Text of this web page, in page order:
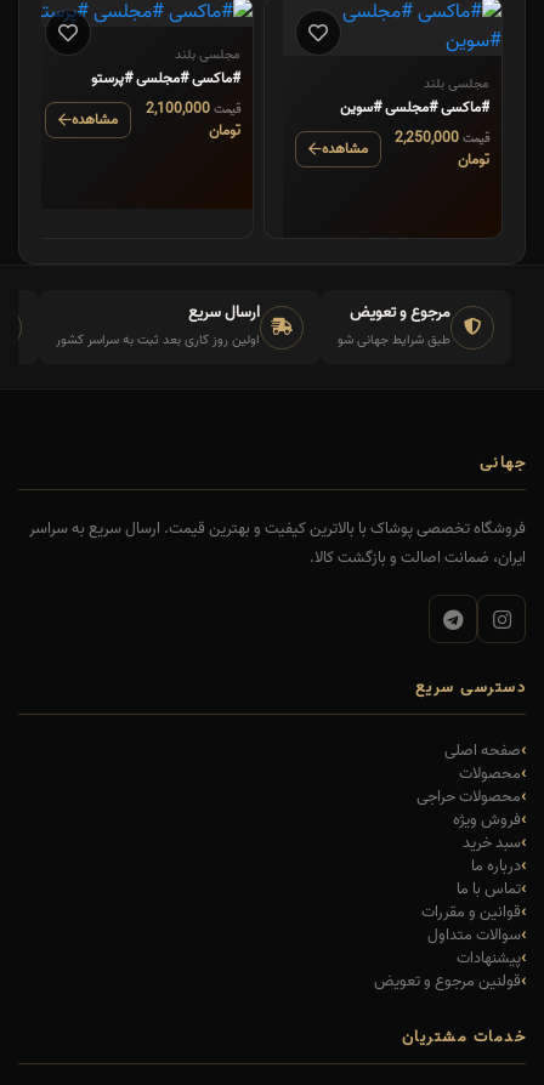
مجلسی بلند
#ماکسی #مجلسی #سوین
قیمت2,250,000
تومان
مشاهده
مجلسی بلند
#ماکسی #مجلسی #پرستو
قیمت 2,100,000
تومان
مشاهده
مرجوع و تعویض
طبق شرایط جهانی شو
ارسال سریع
اولین روز کاری بعد ثبت به سراسر کشور
جهانی
فروشگاه تخصصی پوشاک با بالاترین کیفیت و بهترین قیمت. ارسال سریع به سراسر
ایران، ضمانت اصالت و بازگشت کالا.
دسترسی سریع
صفحه اصلی
محصولات
محصولات حراجی
فروش ویژه
سبد خرید
درباره ما
تماس با ما
قوانین و مقررات
سوالات متداول
پیشنهادات
قولنین مرجوع و تعویض
خدمات مشتریان